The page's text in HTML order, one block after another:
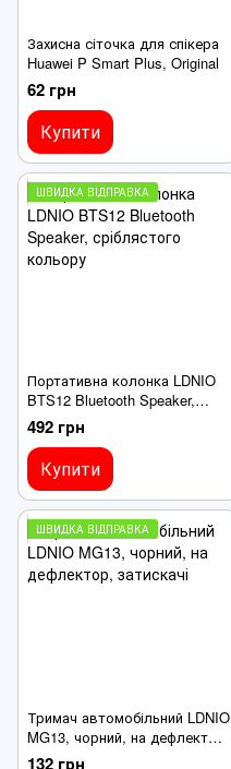
Захисна сіточка для спікера
Huawei P Smart Plus, Original
62 грн
Купити
ШВИДКА ВІДПРАВКА
Портативна колонка LDNIO
BTS12 Bluetooth Speaker,
сріблястого кольору
492 грн
Купити
ШВИДКА ВІДПРАВКА
Тримач автомобільний LDNIO
MG13, чорний, на дефлектор,
затискачі
132 грн